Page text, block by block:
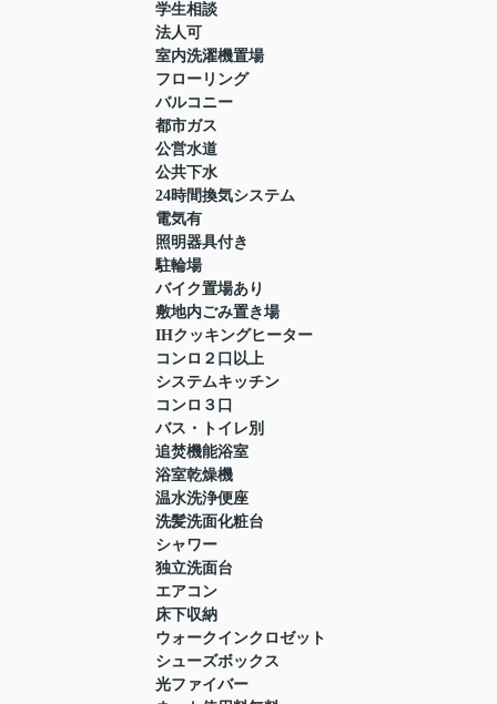
学生相談
法人可
室内洗濯機置場
フローリング
バルコニー
都市ガス
公営水道
公共下水
24時間換気システム
電気有
照明器具付き
駐輪場
バイク置場あり
敷地内ごみ置き場
IHクッキングヒーター
コンロ２口以上
システムキッチン
コンロ３口
バス・トイレ別
追焚機能浴室
浴室乾燥機
温水洗浄便座
洗髪洗面化粧台
シャワー
独立洗面台
エアコン
床下収納
ウォークインクロゼット
シューズボックス
光ファイバー